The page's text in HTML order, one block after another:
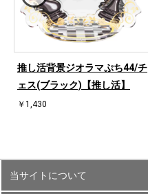
推し活背景ジオラマぷち44/チ
ェス(ブラック)【推し活】
￥1,430
当サイトについて